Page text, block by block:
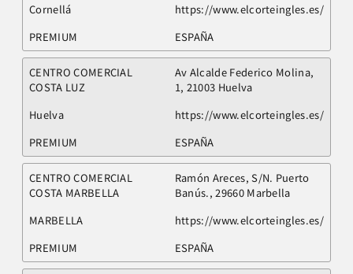
Cornellá
https://www.elcorteingles.es/
PREMIUM
ESPAÑA
CENTRO COMERCIAL
COSTA LUZ
Av Alcalde Federico Molina,
1, 21003 Huelva
Huelva
https://www.elcorteingles.es/
PREMIUM
ESPAÑA
CENTRO COMERCIAL
COSTA MARBELLA
Ramón Areces, S/N. Puerto
Banús., 29660 Marbella
MARBELLA
https://www.elcorteingles.es/
PREMIUM
ESPAÑA